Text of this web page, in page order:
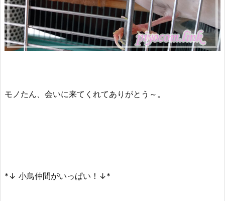
モノたん、会いに来てくれてありがとう～。
*↓ 小鳥仲間がいっぱい！↓*